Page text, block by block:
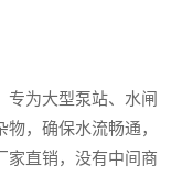
专为大型泵站、水闸
，确保水流畅通，
家直销，没有中间商